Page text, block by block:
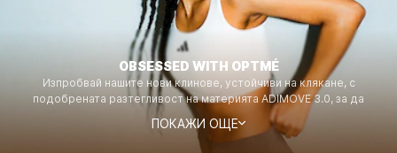
OBSESSED WITH OPTMÉ
Изпробвай нашите нови клинове, устойчиви на клякане, с
подобрената разтегливост на материята ADIMOVE 3.0, за да
поддържат, без да ограничават, най-дълбоките клякания. Наслади
се на извайващия, сърцевиден колан с технология power grid, който
обгръща тялото и те придържа при всяко движение. Дръж всичките
ПОКАЖИ ОЩЕ